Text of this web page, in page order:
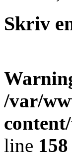
Skriv
/var/
line 158